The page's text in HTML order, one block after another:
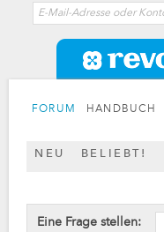
FORUM HANDBUCH
NEU BELIEBT!
Eine Frage stellen: